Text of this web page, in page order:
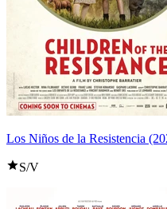
Los Niños de la Resistencia
S/V